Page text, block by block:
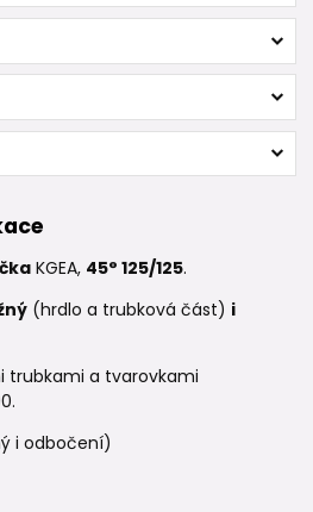
KGEA, 45° 125/125.
(hrdlo a trubková část) i
trubkami a tvarovkami
i odbočení)